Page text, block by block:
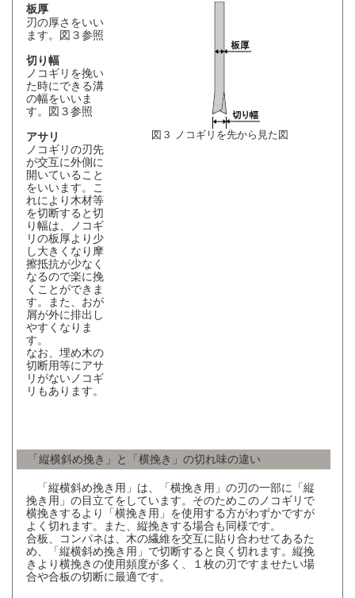
板厚
刃の厚さをいい
ます。図３参照
切り幅
ノコギリを挽い
た時にできる溝
の幅をいいま
す。図３参照
アサリ
ノコギリの刃先
が交互に外側に
開いていること
をいいます。こ
れにより木材等
を切断すると切
り幅は、ノコギ
リの板厚より少
し大きくなり摩
擦抵抗が少なく
なるので楽に挽
くことができま
す。また、おが
屑が外に排出し
やすくなりま
す。
なお、埋め木の
切断用等にアサ
リがないノコギ
リもあります。
図３ ノコギリを先から見た図
「縦横斜め挽き」と「横挽き」の切れ味の違い
「縦横斜め挽き用」は、「横挽き用」の刃の一部に「縦
挽き用」の目立てをしています。そのためこのノコギリで
横挽きするより「横挽き用」を使用する方がわずかですが
よく切れます。また、縦挽きする場合も同様です。
合板、コンパネは、木の繊維を交互に貼り合わせてあるた
め、「縦横斜め挽き用」で切断すると良く切れます。縦挽
きより横挽きの使用頻度が多く、１枚の刃ですませたい場
合や合板の切断に最適です。